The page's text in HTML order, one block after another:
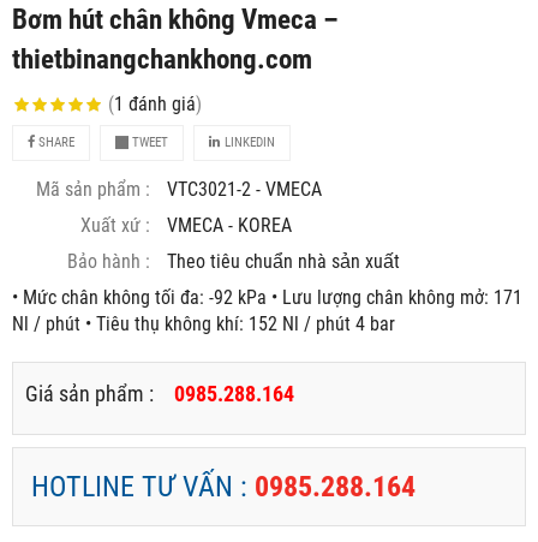
Bơm hút chân không Vmeca –
thietbinangchankhong.com
(1 đánh giá)
SHARE TWEET LINKEDIN
Mã sản phẩm :
VTC3021-2 - VMECA
Xuất xứ :
VMECA - KOREA
Bảo hành :
Theo tiêu chuẩn nhà sản xuất
• Mức chân không tối đa: -92 kPa • Lưu lượng chân không mở: 171
Nl / phút • Tiêu thụ không khí: 152 Nl / phút 4 bar
Giá sản phẩm : 0985.288.164
HOTLINE TƯ VẤN : 0985.288.164